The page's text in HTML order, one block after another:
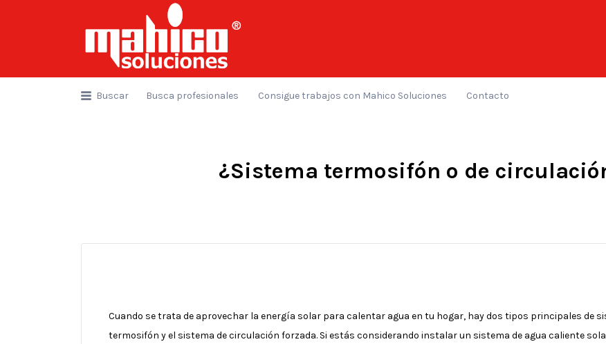
por:
Buscar Busca profesionales Consigue trabajos con Mahico Soluciones Contacto
¿Sistema termosifón o de
Cuando se trata de aprovechar la energía solar para calentar agua en tu hogar, hay dos tipos principales de
termosifón y el sistema de circulación forzada. Si estás considerando instalar un sistema de agua caliente